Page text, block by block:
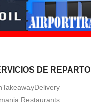
DE REPARTO
Restaurants